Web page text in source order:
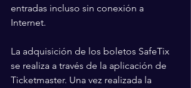
entradas incluso sin conexión a
Internet.
La adquisición de los boletos SafeTix
se realiza a través de la aplicación de
Ticketmaster. Una vez realizada la